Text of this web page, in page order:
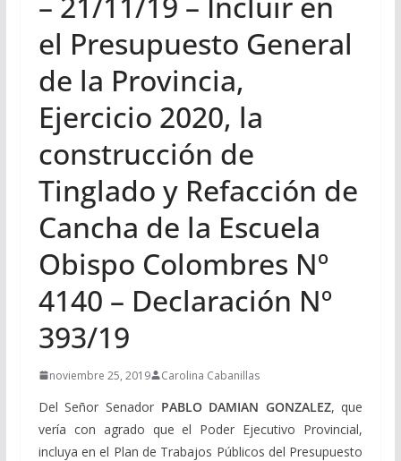
el Presupuesto General
de la Provincia,
Ejercicio 2020, la
construcción de
Tinglado y Refacción de
Cancha de la Escuela
Obispo Colombres Nº
4140 – Declaración Nº
393/19
noviembre 25, 2019 Carolina Cabanillas
Del Señor Senador PABLO DAMIAN GONZALEZ, que
vería con agrado que el Poder Ejecutivo Provincial,
incluya en el Plan de Trabajos Públicos del Presupuesto